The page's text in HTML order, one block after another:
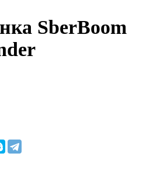
SberBoom